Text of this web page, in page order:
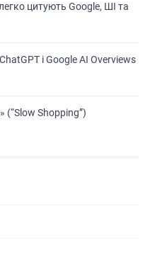
цитують Google, ШІ та
і Google AI Overviews
(“Slow Shopping”)